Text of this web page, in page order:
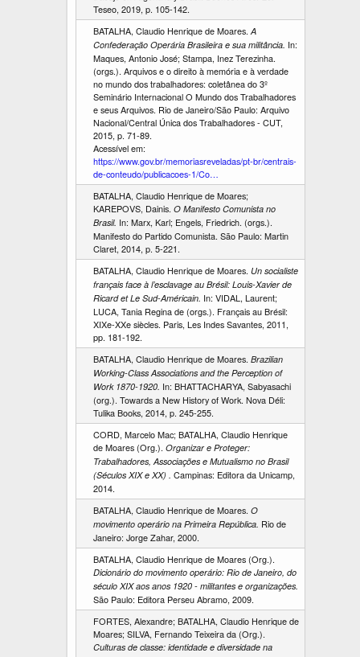
Teseo, 2019, p. 105-142.
BATALHA, Claudio Henrique de Moares. A
Confederação Operária Brasileira e sua militância. In:
Maques, Antonio José; Stampa, Inez Terezinha.
(orgs.). Arquivos e o direito à memória e à verdade
no mundo dos trabalhadores: coletânea do 3º
Seminário Internacional O Mundo dos Trabalhadores
e seus Arquivos. Rio de Janeiro/São Paulo: Arquivo
Nacional/Central Única dos Trabalhadores - CUT,
2015, p. 71-89.
Acessível em:
https://www.gov.br/memoriasreveladas/pt-br/centrais-
de-conteudo/publicacoes-1/Co…
BATALHA, Claudio Henrique de Moares;
KAREPOVS, Dainis. O Manifesto Comunista no
Brasil. In: Marx, Karl; Engels, Friedrich. (orgs.).
Manifesto do Partido Comunista. São Paulo: Martin
Claret, 2014, p. 5-221.
BATALHA, Claudio Henrique de Moares. Un socialiste
français face à l’esclavage au Brésil: Louis-Xavier de
Ricard et Le Sud-Américain. In: VIDAL, Laurent;
LUCA, Tania Regina de (orgs.). Français au Brésil:
XIXe-XXe siècles. Paris, Les Indes Savantes, 2011,
pp. 181-192.
BATALHA, Claudio Henrique de Moares. Brazilian
Working-Class Associations and the Perception of
Work 1870-1920. In: BHATTACHARYA, Sabyasachi
(org.). Towards a New History of Work. Nova Déli:
Tulika Books, 2014, p. 245-255.
CORD, Marcelo Mac; BATALHA, Claudio Henrique
de Moares (Org.). Organizar e Proteger:
Trabalhadores, Associações e Mutualismo no Brasil
(Séculos XIX e XX) . Campinas: Editora da Unicamp,
2014.
BATALHA, Claudio Henrique de Moares. O
movimento operário na Primeira República. Rio de
Janeiro: Jorge Zahar, 2000.
BATALHA, Claudio Henrique de Moares (Org.).
Dicionário do movimento operário: Rio de Janeiro, do
século XIX aos anos 1920 - militantes e organizações.
São Paulo: Editora Perseu Abramo, 2009.
FORTES, Alexandre; BATALHA, Claudio Henrique de
Moares; SILVA, Fernando Teixeira da (Org.).
Culturas de classe: identidade e diversidade na